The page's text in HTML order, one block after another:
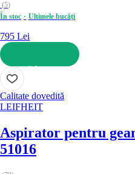
(5)
În stoc
Ultimele bucăți
795 Lei
ADAUGĂ ÎN COȘ
Calitate dovedită
LEIFHEIT
Aspirator pentru
51016